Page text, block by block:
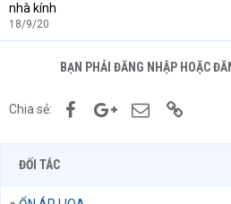
nhà kính
18/9/20
BẠN PHẢI ĐĂNG NHẬP HOẶC
Chia sẻ: FacebookGoogle+Email
ĐỐI TÁC